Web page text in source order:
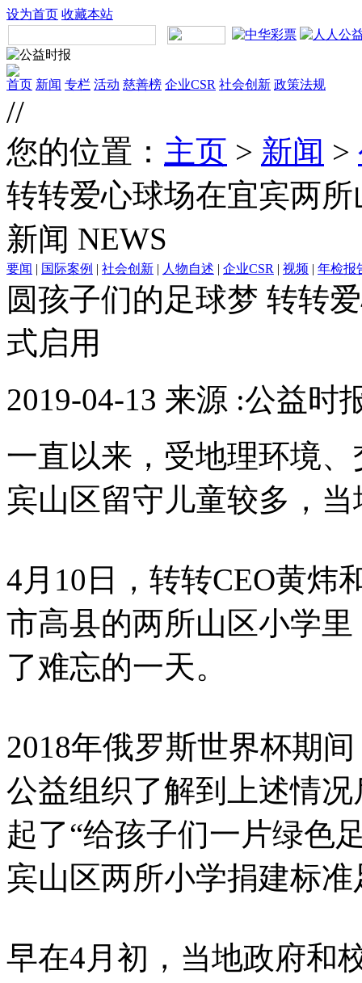
设为首页 收藏本站
首页 新闻 专栏 活动 慈善榜 企业CSR 社会创新 政策法规
//
您的位置： 主页 > 新闻 >
转转爱心球场在宜宾两
新闻 NEWS
要闻 | 国际案例 | 社会创新 | 人物自述 | 企业CSR | 视频 | 年检报
圆孩子们的足球梦 转转
式启用
2019-04-13 来源 :公益时
一直以来，受地理环境
宾山区留守儿童较多，
4月10日，转转CEO黄炜
市高县的两所山区小学
了难忘的一天。
2018年俄罗斯世界杯期
公益组织了解到上述情
起了“给孩子们一片绿色
宾山区两所小学捐建标
早在4月初，当地政府和